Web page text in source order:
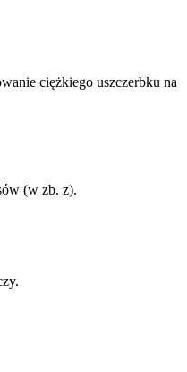
ciężkiego uszczerbku na
(w zb. z).